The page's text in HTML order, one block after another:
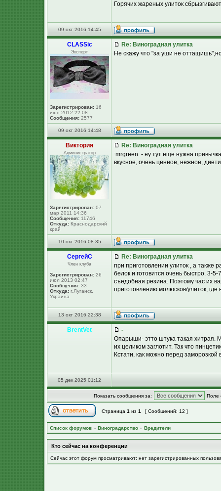
Горячих жареных улиток
09 окт 2016 14:45
CLASSic
Эксперт
Зарегистрирован: 16
июн 2012 22:08
Сообщения: 2577
Re: Виноградная улитка
Не скажу что "за уши не
09 окт 2016 14:48
Виктория
Администратор
Зарегистрирован: 07
мар 2011 14:36
Сообщения: 11746
Откуда: Краснодарский
край
Re: Виноградная улитка
:mrgreen: - ну тут еще нужна
вкусное, очень ценное, нежное,
10 окт 2016 08:35
СергейC
Член клуба
Зарегистрирован: 26
июл 2013 02:47
Сообщения: 33
Откуда: г.Луганск,
Украина
Re: Виноградная улитка
при приготовлении улиток , а также
белок и готовится очень быстро. 3-
съедобная резина. Поэтому час их
приготовлению молюсков/улиток,
13 окт 2016 22:38
BrentVet
-
Опарыши- этто штука такая хитрая.
их целиком заглотит. Так что
Кстати, как можно перед
05 дек 2025 01:12
Показать сообщения за: Поле
Страница 1 из 1 [ Сообщений: 12 ]
Список форумов » Виноградарство » Вредители
Кто сейчас на конференции
Сейчас этот форум просматривают: нет зарегистрированных